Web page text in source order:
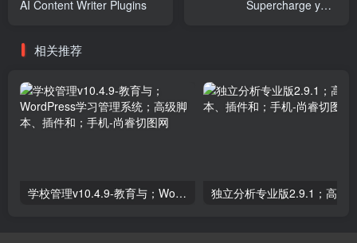
AI Content Writer Plugins
Supercharge your
相关推荐
学校管理v10.4.9-教育与；WordPress学习管理系统；高级脚本、插件和；手机